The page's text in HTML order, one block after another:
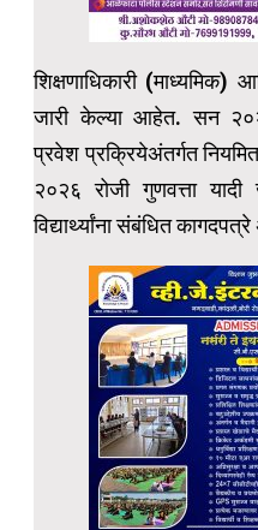
शिक्षणाधिकारी (माध्यमिक)
जारी केल्या आहेत. सन
प्रवेश प्रक्रियेअंतर्गत
२०२६ रोजी गुणवत्ता
विद्यार्थ्यांना संबंधित